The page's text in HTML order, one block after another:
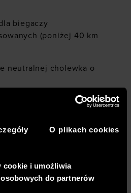
O plikach cookies
cookie i umożliwia
do partnerów
biegaczy
(poniżej 40 km
neutralnej cholewka o
dzianinowa
i oddychalności